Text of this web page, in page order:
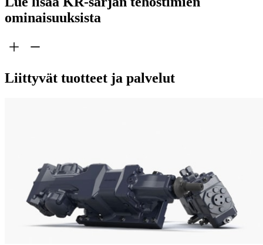
ominaisuuksista
Liittyvät tuotteet ja palvelut